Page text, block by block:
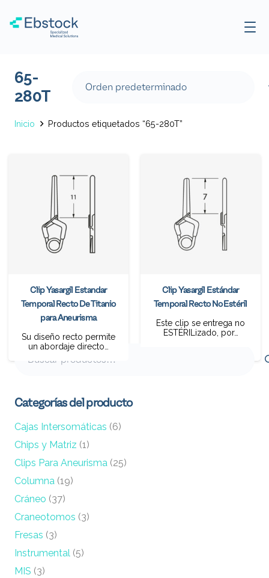
65-
280T
Inicio Productos etiquetados “65-280T”
Clip Yasargil Estandar
Temporal Recto De Titanio
para Aneurisma
Su diseño recto permite
un abordaje directo…
Clip Yasargil Estándar
Temporal Recto No Estéril
Este clip se entrega no
ESTÉRILizado, por…
Buscar
Categorías del producto
Cajas Intersomáticas (6)
Chips y Matriz (1)
Clips Para Aneurisma (25)
Columna (19)
Cráneo (37)
Craneotomos (3)
Fresas (3)
Instrumental (5)
MIS (3)